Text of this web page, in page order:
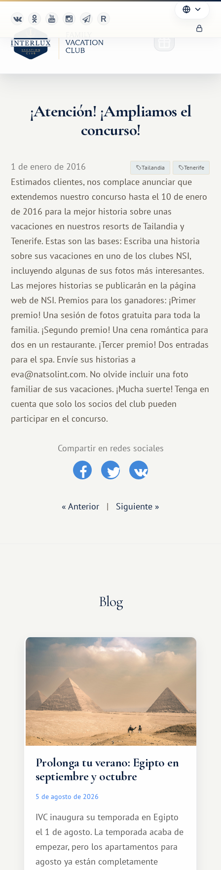
¡Atención! ¡Ampliamos el
concurso!
1 de enero de 2016 Tailandia Tenerife
Estimados clientes, nos complace anunciar que
extendemos nuestro concurso hasta el 10 de enero
de 2016 para la mejor historia sobre unas
vacaciones en nuestros resorts de Tailandia y
Tenerife. Estas son las bases: Escriba una historia
sobre sus vacaciones en uno de los clubes NSI,
incluyendo algunas de sus fotos más interesantes.
Las mejores historias se publicarán en la página
web de NSI. Premios para los ganadores: ¡Primer
premio! Una sesión de fotos gratuita para toda la
familia. ¡Segundo premio! Una cena romántica para
dos en un restaurante. ¡Tercer premio! Dos entradas
para el spa. Envíe sus historias a
eva@natsolint.com. No olvide incluir una foto
familiar de sus vacaciones. ¡Mucha suerte! Tenga en
cuenta que solo los socios del club pueden
participar en el concurso.
Compartir en redes sociales
« Anterior | Siguiente »
Blog
Prolonga tu verano: Egipto en
septiembre y octubre
5 de agosto de 2026
IVC inaugura su temporada en Egipto
el 1 de agosto. La temporada acaba de
empezar, pero los apartamentos para
agosto ya están completamente